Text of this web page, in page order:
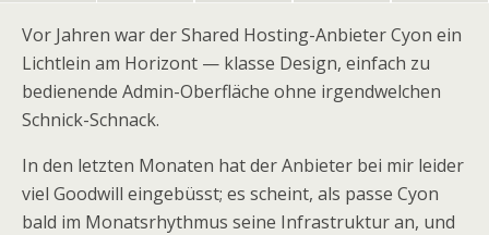
Vor Jahren war der Shared Hosting-Anbieter Cyon ein
Lichtlein am Horizont — klasse Design, einfach zu
bedienende Admin-Oberfläche ohne irgendwelchen
Schnick-Schnack.
In den letzten Monaten hat der Anbieter bei mir leider
viel Goodwill eingebüsst; es scheint, als passe Cyon
bald im Monatsrhythmus seine Infrastruktur an, und